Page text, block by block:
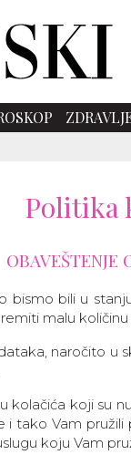
Politika
OBAVEŠTENJE
bili u
malu
naročito
koji su
Vam
koju Vam